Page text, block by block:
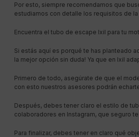
Por esto, siempre recomendamos que
estudiamos con detalle los requisitos de
Encuentra el tubo de escape Ixil para tu
Si estás aquí es porqué te has planteado
la mejor opción sin duda! Ya que en Ixil
Primero de todo, asegúrate de que el
con esto nuestros asesores podrán
Después, debes tener claro el estilo de
colaboradores en Instagram, que seguro
Para finalizar, debes tener en claro qué